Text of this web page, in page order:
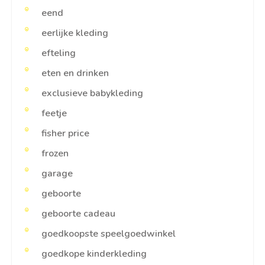
eend
eerlijke kleding
efteling
eten en drinken
exclusieve babykleding
feetje
fisher price
frozen
garage
geboorte
geboorte cadeau
goedkoopste speelgoedwinkel
goedkope kinderkleding